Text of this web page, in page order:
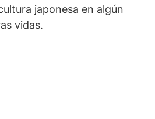
japonesa en algún
vidas.